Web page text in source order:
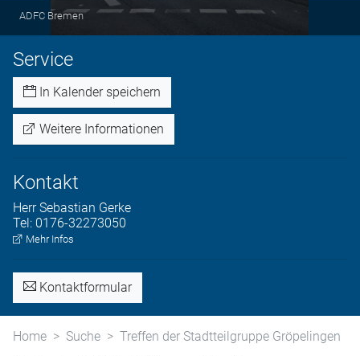
ADFC Bremen
Service
In Kalender speichern
Weitere Informationen
Kontakt
Herr Sebastian Gerke
Tel: 0176-32273050
Mehr Infos
Kontaktformular
Home Suche
Treffen der Stadtteilgruppe Gröpelingen